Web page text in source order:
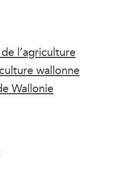
l’agriculture
wallonne
Wallonie